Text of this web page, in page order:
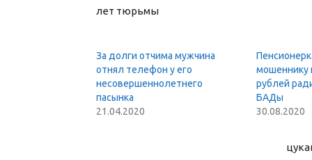
лет тюрьмы
За долги отчима мужчина
отнял телефон у его
несовершеннолетнего
пасынка
21.04.2020
мошеннику
рублей
БАДы
30.08.2020